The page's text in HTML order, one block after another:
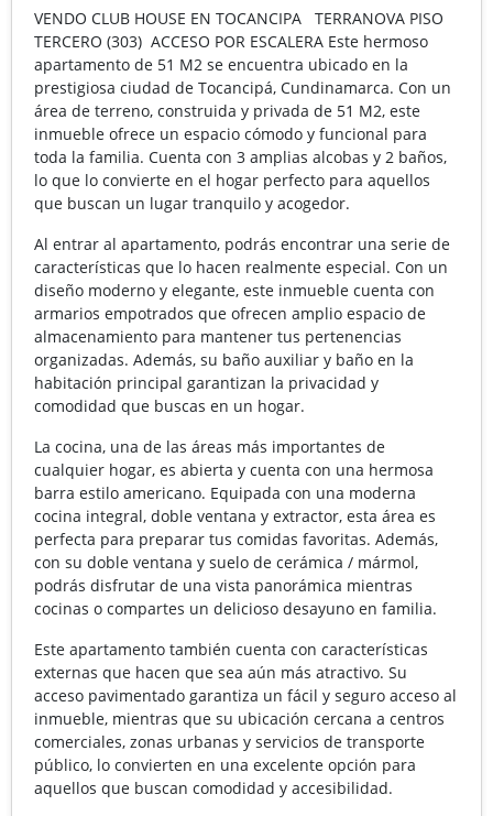
VENDO CLUB HOUSE EN TOCANCIPA TERRANOVA PISO
TERCERO (303) ACCESO POR ESCALERA Este hermoso
apartamento de 51 M2 se encuentra ubicado en la
prestigiosa ciudad de Tocancipá, Cundinamarca. Con un
área de terreno, construida y privada de 51 M2, este
inmueble ofrece un espacio cómodo y funcional para
toda la familia. Cuenta con 3 amplias alcobas y 2 baños,
lo que lo convierte en el hogar perfecto para aquellos
que buscan un lugar tranquilo y acogedor.
Al entrar al apartamento, podrás encontrar una serie de
características que lo hacen realmente especial. Con un
diseño moderno y elegante, este inmueble cuenta con
armarios empotrados que ofrecen amplio espacio de
almacenamiento para mantener tus pertenencias
organizadas. Además, su baño auxiliar y baño en la
habitación principal garantizan la privacidad y
comodidad que buscas en un hogar.
La cocina, una de las áreas más importantes de
cualquier hogar, es abierta y cuenta con una hermosa
barra estilo americano. Equipada con una moderna
cocina integral, doble ventana y extractor, esta área es
perfecta para preparar tus comidas favoritas. Además,
con su doble ventana y suelo de cerámica / mármol,
podrás disfrutar de una vista panorámica mientras
cocinas o compartes un delicioso desayuno en familia.
Este apartamento también cuenta con características
externas que hacen que sea aún más atractivo. Su
acceso pavimentado garantiza un fácil y seguro acceso al
inmueble, mientras que su ubicación cercana a centros
comerciales, zonas urbanas y servicios de transporte
público, lo convierten en una excelente opción para
aquellos que buscan comodidad y accesibilidad.